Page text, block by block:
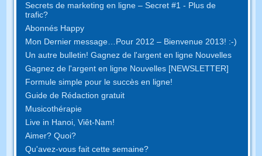
Secrets de marketing en ligne – Secret #1 - Plus de
trafic?
Abonnés Happy
Mon Dernier message…Pour 2012 – Bienvenue 2013! :-)
Un autre bulletin! Gagnez de l'argent en ligne Nouvelles
Gagnez de l'argent en ligne Nouvelles [NEWSLETTER]
Formule simple pour le succès en ligne!
Guide de Rédaction gratuit
Musicothérapie
Live in Hanoi, Viêt-Nam!
Aimer? Quoi?
Qu'avez-vous fait cette semaine?